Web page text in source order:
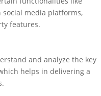
media platforms,
features.
and analyze the key
helps in delivering a